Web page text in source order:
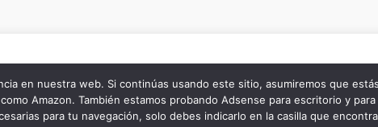
Si haces click en “Accept”, das tu consentimiento para usar
nos obliga a ofrecerte un botón para indicárnoslo. Márcalo si lo
en nuestra web. Si continúas usando este sitio, asumiremos que
Amazon. También estamos probando Adsense para escritorio y
para tu navegación, solo debes indicarlo en la casilla que